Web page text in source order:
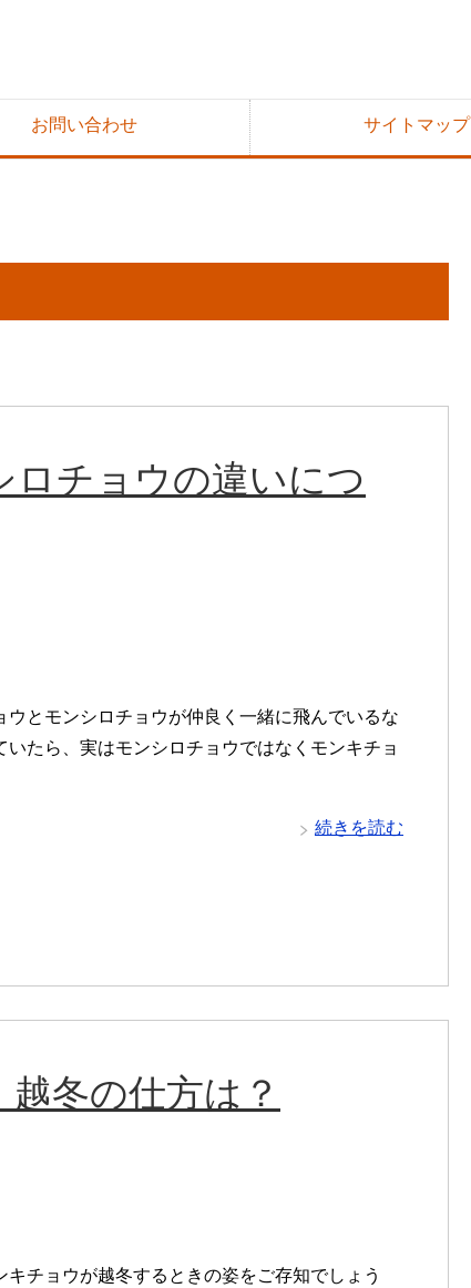
お問い合わせ サイトマップ
ロチョウの違いにつ
ウとモンシロチョウが仲良く一緒に飛んでいるな
いたら、実はモンシロチョウではなくモンキチョ
続きを読む
冬の仕方は？
キチョウが越冬するときの姿をご存知でしょう